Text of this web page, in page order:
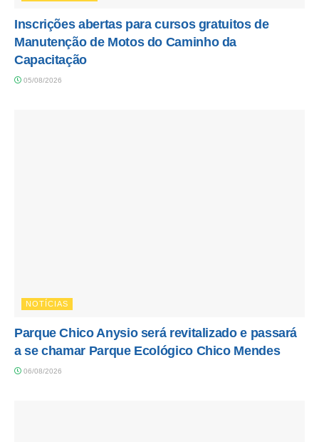
Inscrições abertas para cursos gratuitos de
Manutenção de Motos do Caminho da
Capacitação
05/08/2026
NOTÍCIAS
Parque Chico Anysio será revitalizado e passará
a se chamar Parque Ecológico Chico Mendes
06/08/2026